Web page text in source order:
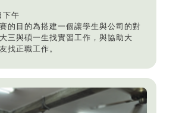
下午
的目的為搭建一個讓學生與公司的對
三與碩一生找實習工作，與協助大
找正職工作。